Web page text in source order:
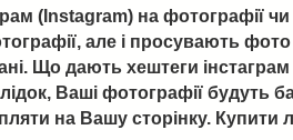
(Instagram) на фотографії
але і просувають
Що дають хештеги
Ваші фотографії будуть
на Вашу сторінку. Купити